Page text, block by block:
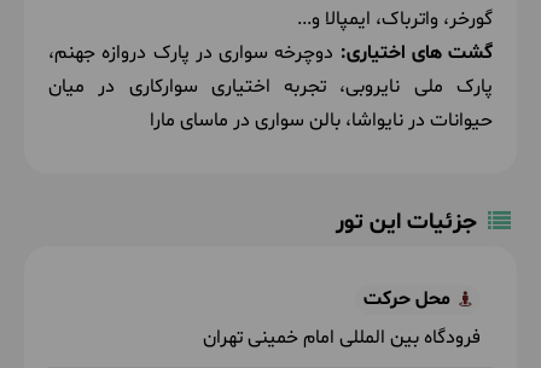
گورخر، واترباک، ایمپالا و...
گشت های اختیاری: دوچرخه سواری در پارک دروازه جهنم،
پارک ملی نایروبی، تجربه اختیاری سوارکاری در میان
حیوانات در نایواشا، بالن سواری در ماسای مارا
جزئیات این تور
محل حرکت
فرودگاه بین المللی امام خمینی تهران